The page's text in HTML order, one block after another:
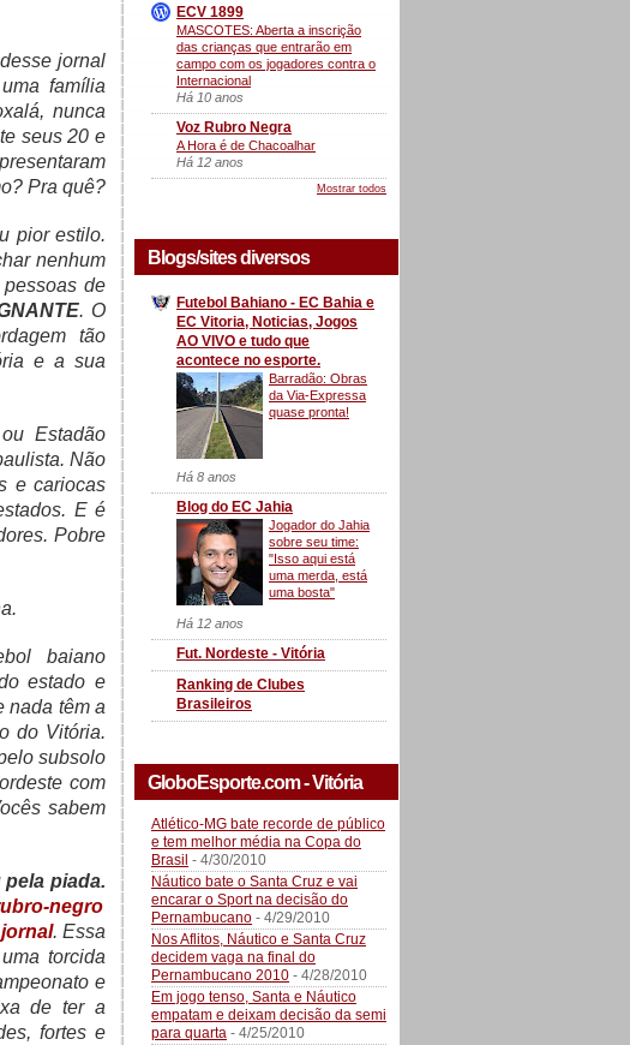
jornal
família
nunca
seus 20 e
Pra quê?
pior estilo.
nenhum
de
. O
tão
e a sua
Estadão
Não
e cariocas
E é
Pobre
baiano
estado e
nada têm a
do Vitória.
subsolo
com
sabem
piada.
negro
. Essa
torcida
e
de ter a
fortes e
ECV 1899
MASCOTES: Aberta a inscrição
das crianças que entrarão em
campo com os jogadores contra o
Internacional
Há 10 anos
Voz Rubro Negra
A Hora é de Chacoalhar
Há 12 anos
Mostrar todos
Blogs/sites diversos
Futebol Bahiano - EC Bahia e
EC Vitoria, Noticias, Jogos
AO VIVO e tudo que
acontece no esporte.
Barradão: Obras
da Via-Expressa
quase pronta!
Há 8 anos
Blog do EC Jahia
Jogador do Jahia
sobre seu time:
"Isso aqui está
uma merda, está
uma bosta"
Há 12 anos
Fut. Nordeste - Vitória
Ranking de Clubes
Brasileiros
GloboEsporte.com - Vitória
Atlético-MG bate recorde de público
e tem melhor média na Copa do
Brasil - 4/30/2010
Náutico bate o Santa Cruz e vai
encarar o Sport na decisão do
Pernambucano - 4/29/2010
Nos Aflitos, Náutico e Santa Cruz
decidem vaga na final do
Pernambucano 2010 - 4/28/2010
Em jogo tenso, Santa e Náutico
empatam e deixam decisão da semi
para quarta - 4/25/2010